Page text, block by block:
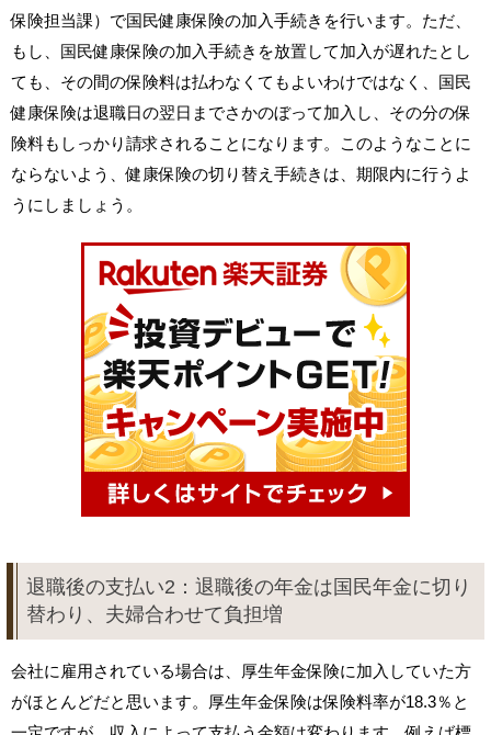
保険担当課）で国民健康保険の加入手続きを行います。ただ、
もし、国民健康保険の加入手続きを放置して加入が遅れたとし
ても、その間の保険料は払わなくてもよいわけではなく、国民
健康保険は退職日の翌日までさかのぼって加入し、その分の保
険料もしっかり請求されることになります。このようなことに
ならないよう、健康保険の切り替え手続きは、期限内に行うよ
うにしましょう。
退職後の支払い2：退職後の年金は国民年金に切り
替わり、夫婦合わせて負担増
会社に雇用されている場合は、厚生年金保険に加入していた方
がほとんどだと思います。厚生年金保険は保険料率が18.3％と